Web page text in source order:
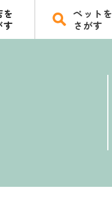
を
す
ペットを
さがす